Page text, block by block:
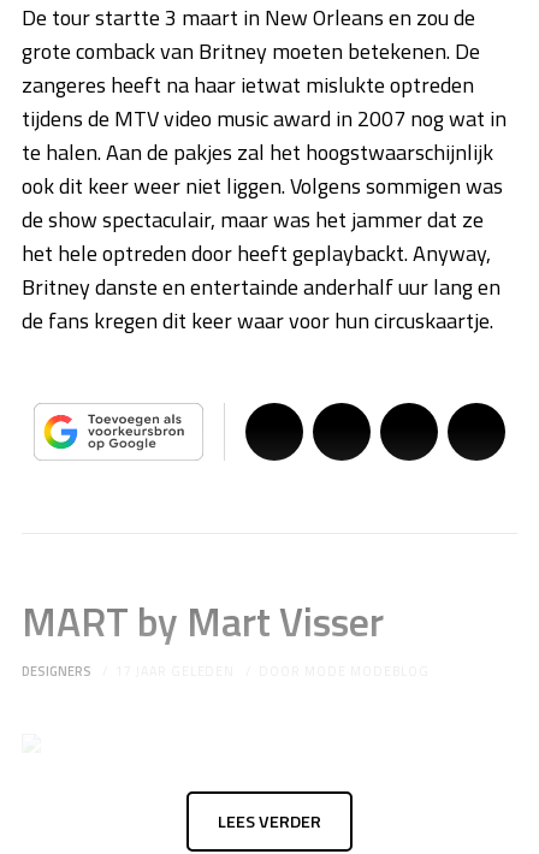
De tour startte 3 maart in New Orleans en zou de
grote comback van Britney moeten betekenen. De
zangeres heeft na haar ietwat mislukte optreden
tijdens de MTV video music award in 2007 nog wat in
te halen. Aan de pakjes zal het hoogstwaarschijnlijk
ook dit keer weer niet liggen. Volgens sommigen was
de show spectaculair, maar was het jammer dat ze
het hele optreden door heeft geplaybackt. Anyway,
Britney danste en entertainde anderhalf uur lang en
de fans kregen dit keer waar voor hun circuskaartje.
MART by Mart Visser
DESIGNERS
LEES VERDER